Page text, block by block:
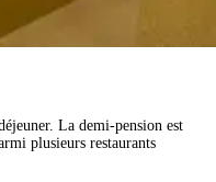
La demi-pension est
plusieurs restaurants